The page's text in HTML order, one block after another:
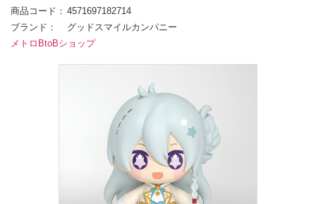
商品コード
4571697182714
ブランド
グッドスマイルカンパニー
メトロBtoBショップ